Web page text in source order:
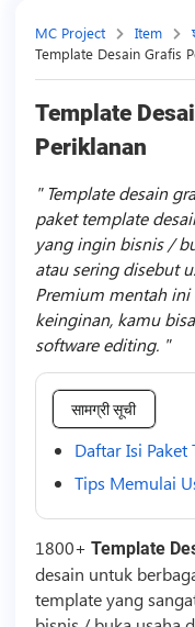
MC Project Item
Template Desain Grafis
Template
Periklanan
Template desain
paket template
yang ingin bisnis /
atau sering disebut
Premium mentah ini
keinginan, kamu
software editing.
सामग्री सूची
Daftar Isi Paket
Tips Memulai
1800+ Template
desain untuk
templateyang